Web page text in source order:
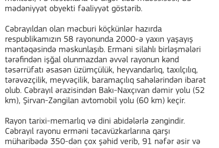
mədəniyyət obyekti fəaliyyət göstərib.
Cəbrayıldan olan məcburi köçkünlər hazırda
respublikamızın 58 rayonunda 2000-ə yaxın yaşayış
məntəqəsində məskunlaşıb. Erməni silahlı birləşmələri
tərəfindən işğal olunmazdan əvvəl rayonun kənd
təsərrüfatı əsasən üzümçülük, heyvandarlıq, taxılçılıq,
tərəvəzçilik, meyvəçilik, baramaçılıq sahələrindən ibarət
olub. Cəbrayıl ərazisindən Bakı-Naxçıvan dəmir yolu (52
km), Şirvan-Zəngilan avtomobil yolu (60 km) keçir.
Rayon tarixi-memarlıq və dini abidələrlə zəngindir.
Cəbrayıl rayonu erməni təcavüzkarlarına qarşı
müharibədə 350-dən çox şəhid verib, 91 nəfər əsir və